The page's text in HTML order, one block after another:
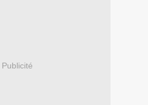
Publicité